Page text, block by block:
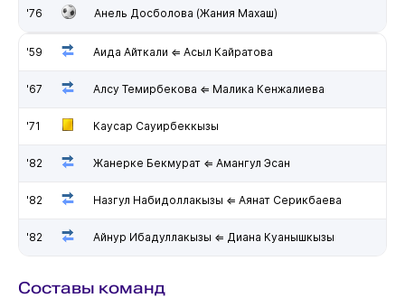
'76 Анель Досболова (Жания Махаш)
'59 Аида Айткали ⇐ Асыл Кайратова
'67 Алсу Темирбекова ⇐ Малика Кенжалиева
'71 Каусар Сауирбеккызы
'82 Жанерке Бекмурат ⇐ Амангул Эсан
'82 Назгул Набидоллакызы ⇐ Аянат Серикбаева
'82 Айнур Ибадуллакызы ⇐ Диана Куанышкызы
Составы команд